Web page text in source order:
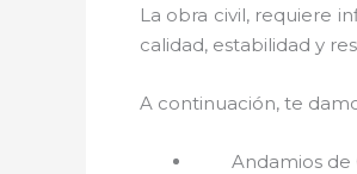
La obra civil, requiere
calidad, estabilidad y
A continuación, te
Andamios de